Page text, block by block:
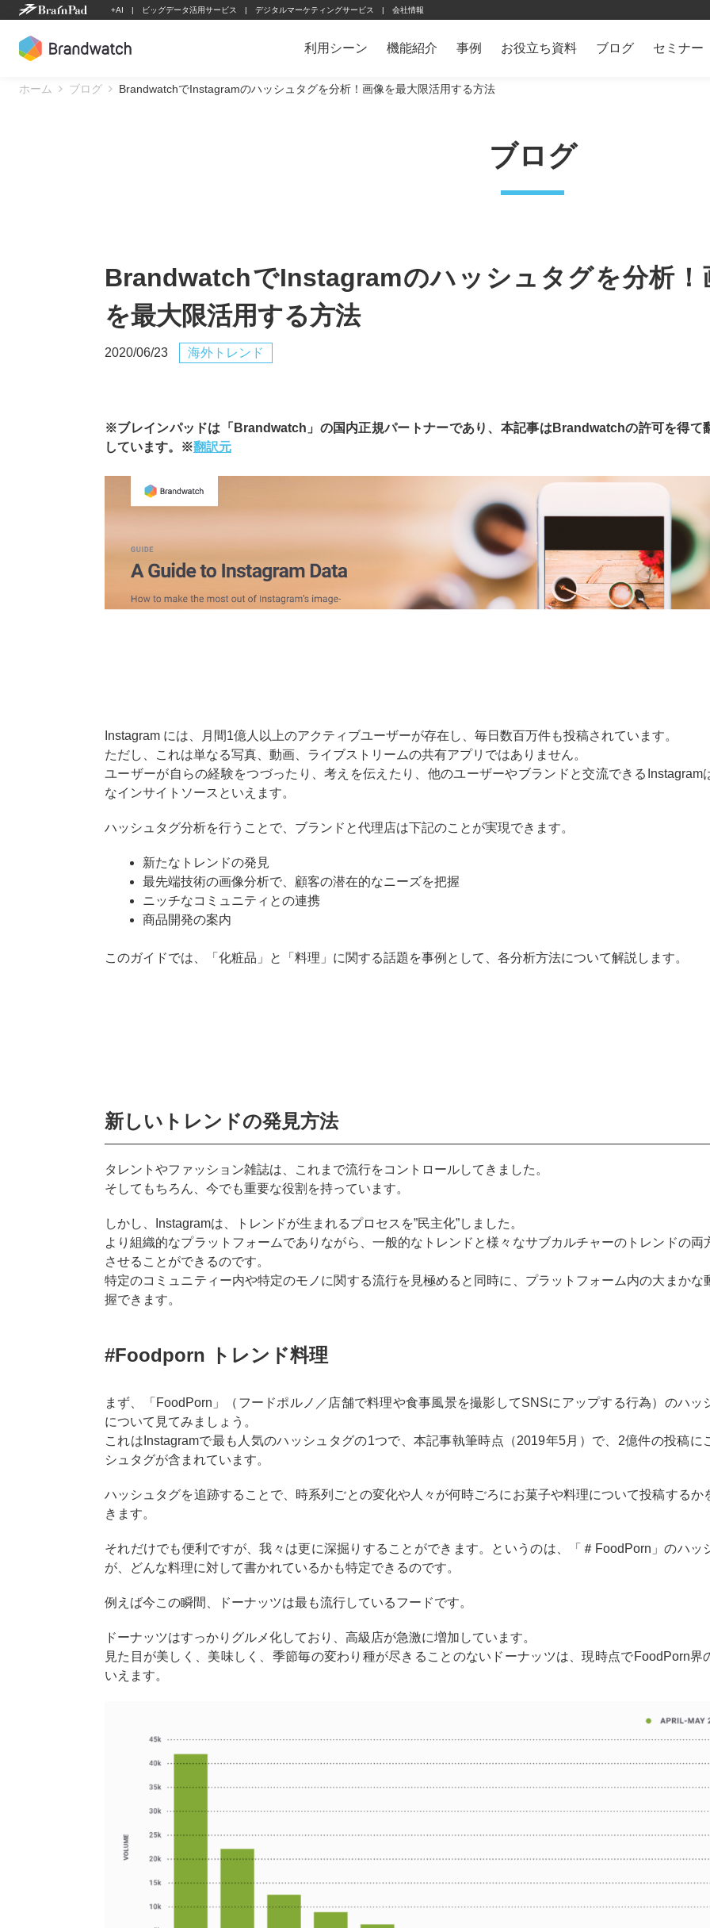
Skip
content
+AI ビッグデータ活用サービス デジタルマーケティングサービス 会社情報
利用シーン 機能紹介 事例 お役立ち資料 ブログ セミナー
ホーム ブログ BrandwatchでInstagramのハッシュタグを分析！画像を最大限活用する方法
ブログ
BrandwatchでInstagramのハッシュタグを分析！
を最大限活用する方法
2020/06/23 海外トレンド
※ブレインパッドは「Brandwatch」の国内正規パートナーであり、本記事はBrandwatchの許可を得て
しています。※翻訳元
Instagram には、月間1億人以上のアクティブユーザーが存在し、毎日数百万件も投稿されています。
ただし、これは単なる写真、動画、ライブストリームの共有アプリではありません。
ユーザーが自らの経験をつづったり、考えを伝えたり、他のユーザーやブランドと交流できるInstagram
なインサイトソースといえます。
ハッシュタグ分析を行うことで、ブランドと代理店は下記のことが実現できます。
新たなトレンドの発見
最先端技術の画像分析で、顧客の潜在的なニーズを把握
ニッチなコミュニティとの連携
商品開発の案内
このガイドでは、「化粧品」と「料理」に関する話題を事例として、各分析方法について解説します。
新しいトレンドの発見方法
タレントやファッション雑誌は、これまで流行をコントロールしてきました。
そしてもちろん、今でも重要な役割を持っています。
しかし、Instagramは、トレンドが生まれるプロセスを”民主化”しました。
より組織的なプラットフォームでありながら、一般的なトレンドと様々なサブカルチャーのトレンドの両
させることができるのです。
特定のコミュニティー内や特定のモノに関する流行を見極めると同時に、プラットフォーム内の大まかな
握できます。
#Foodporn トレンド料理
まず、「FoodPorn」（フードポルノ／店舗で料理や食事風景を撮影してSNSにアップする行為）のハッ
について見てみましょう。
これはInstagramで最も人気のハッシュタグの1つで、本記事執筆時点（2019年5月）で、2億件の投稿に
シュタグが含まれています。
ハッシュタグを追跡することで、時系列ごとの変化や人々が何時ごろにお菓子や料理について投稿するか
きます。
それだけでも便利ですが、我々は更に深掘りすることができます。というのは、
「＃FoodPorn」のハッ
が、どんな料理に対して書かれているかも特定できるのです。
例えば今この瞬間、ドーナッツは最も流行しているフードです。
ドーナッツはすっかりグルメ化しており、高級店が急激に増加しています。
見た目が美しく、美味しく、季節毎の変わり種が尽きることのないドーナッツは、現時点でFoodPorn界
いえます。